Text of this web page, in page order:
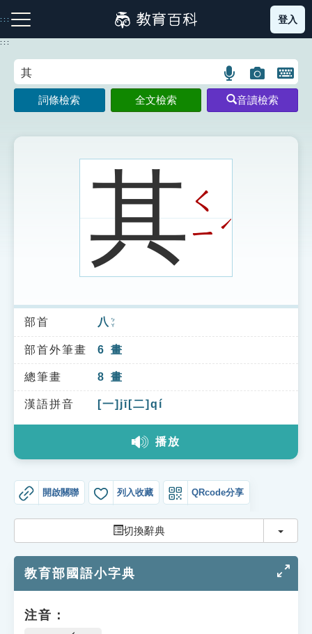
到
主
:::
注音索引圖示 筆畫索引圖示 部首索引表圖示
索引選單
知識索引
單字索引
生命大百科索引
教學應用
貓頭鷹博士
登入
:::
語
言
搜
示
圖
片
搜
開
鍵
圖
詞條檢索 全文檢索 音讀檢索
其 ㄑ
ㄧˊ
部首 八 ㄅㄚ
部首外筆畫 6 畫
總筆畫 8 畫
漢語拼音 [一]jī[二]qí
播放
開啟關聯 列入收藏 QRcode分享
切換辭典 切換
教育部國語小字典
注音：